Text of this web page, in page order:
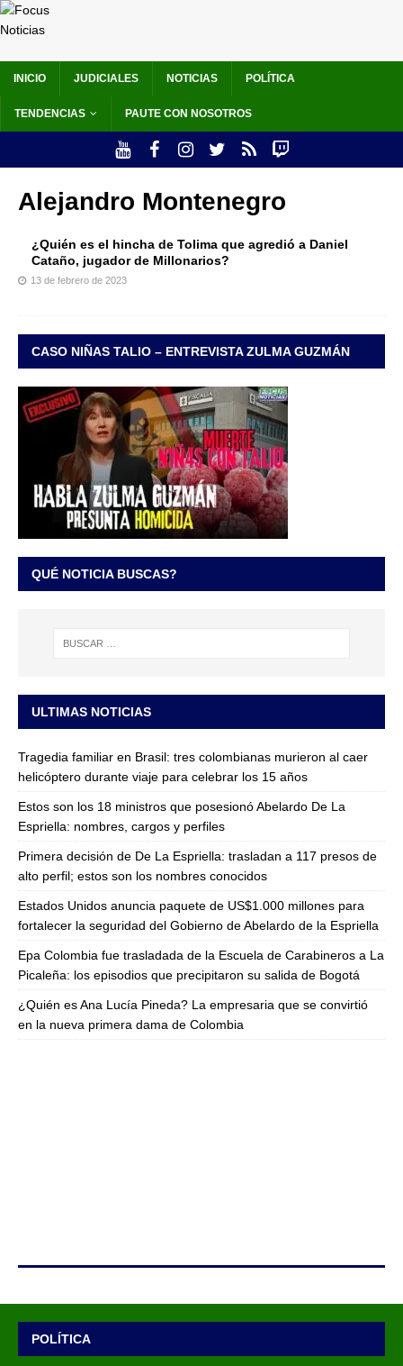
INICIO JUDICIALES NOTICIAS POLÍTICA
TENDENCIAS PAUTE CON NOSOTROS
Alejandro Montenegro
¿Quién es el hincha de Tolima que agredió a Daniel
Cataño, jugador de Millonarios?
13 de febrero de 2023
CASO NIÑAS TALIO – ENTREVISTA ZULMA GUZMÁN
QUÉ NOTICIA BUSCAS?
ULTIMAS NOTICIAS
Tragedia familiar en Brasil: tres colombianas murieron al caer
helicóptero durante viaje para celebrar los 15 años
Estos son los 18 ministros que posesionó Abelardo De La
Espriella: nombres, cargos y perfiles
Primera decisión de De La Espriella: trasladan a 117 presos de
alto perfil; estos son los nombres conocidos
Estados Unidos anuncia paquete de US$1.000 millones para
fortalecer la seguridad del Gobierno de Abelardo de la Espriella
Epa Colombia fue trasladada de la Escuela de Carabineros a La
Picaleña: los episodios que precipitaron su salida de Bogotá
¿Quién es Ana Lucía Pineda? La empresaria que se convirtió
en la nueva primera dama de Colombia
POLÍTICA